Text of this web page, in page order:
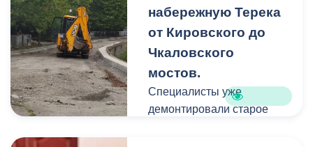
набережную Терека
от Кировского до
Чкаловского
мостов.
Специалисты уже
демонтировали старое